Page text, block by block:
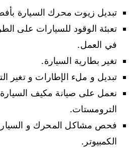
تبديل زيوت محرك السيارة
تعبئة الوقود للسيارات على
في العمل.
تغير بطارية السيارة.
تبديل و ملء الإطارات و تغير
نعمل على صيانة مكيف
الترومستات.
فحص مشاكل المحرك و
الكمبيوتر.